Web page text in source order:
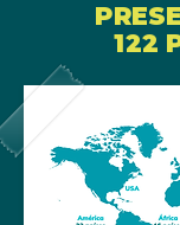
122